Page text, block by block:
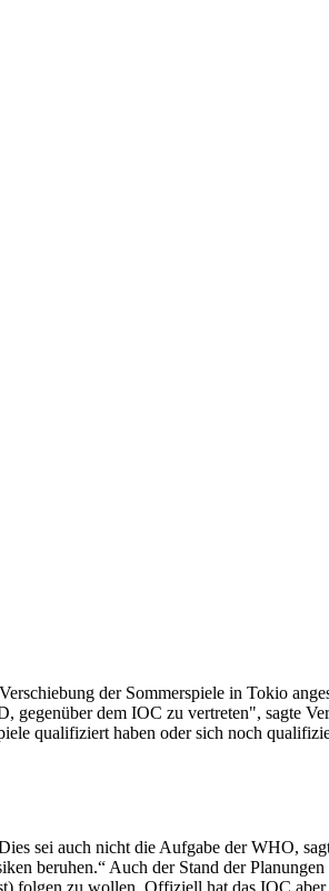
der Sommerspiele in Tokio
gegenüber dem IOC zu vertreten", sagte
qualifiziert haben oder sich noch
sei auch nicht die Aufgabe der WHO,
beruhen.“ Auch der Stand der